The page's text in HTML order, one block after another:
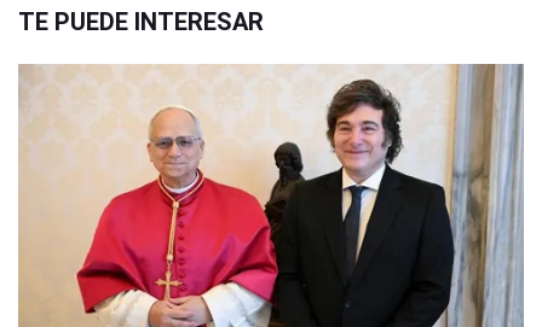
TE PUEDE INTERESAR